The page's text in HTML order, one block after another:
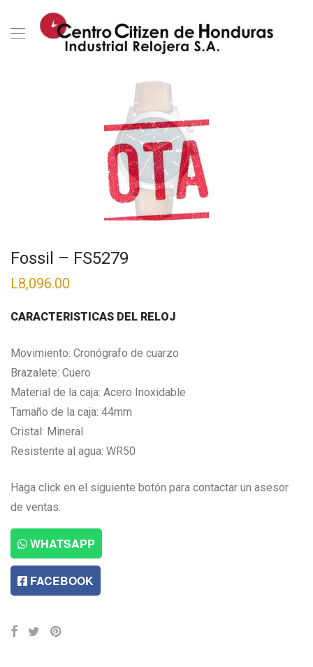
Fossil – FS5279
L8,096.00
CARACTERISTICAS DEL RELOJ
Movimiento: Cronógrafo de cuarzo
Brazalete: Cuero
Material de la caja: Acero Inoxidable
Tamaño de la caja: 44mm
Cristal: Mineral
Resistente al agua: WR50
Haga click en el siguiente botón para contactar un asesor
de ventas.
WHATSAPP
FACEBOOK